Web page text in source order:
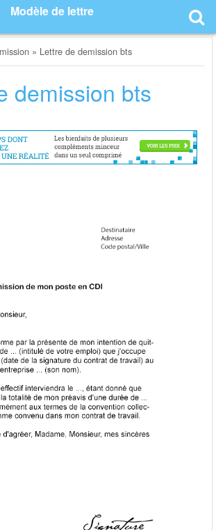
Modèle de lettre
» Lettre de demission bts
demission bts